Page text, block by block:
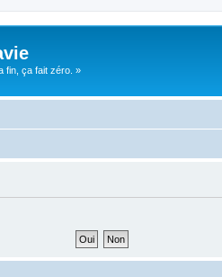
fin, ça fait zéro. »